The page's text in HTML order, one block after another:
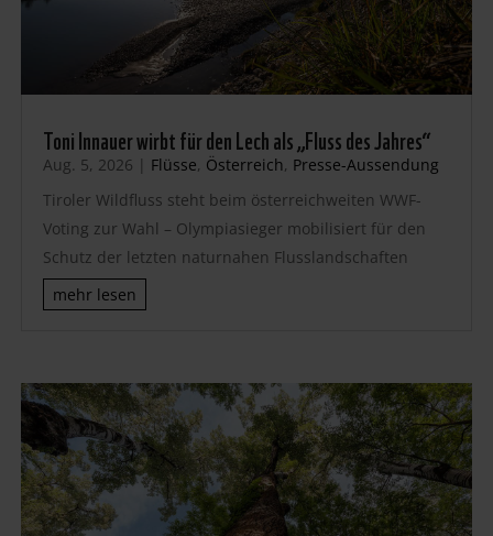
Toni Innauer wirbt für den Lech als „Fluss des Jahres“
Aug. 5, 2026 | Flüsse, Österreich, Presse-Aussendung
Tiroler Wildfluss steht beim österreichweiten WWF-
Voting zur Wahl – Olympiasieger mobilisiert für den
Schutz der letzten naturnahen Flusslandschaften
mehr lesen